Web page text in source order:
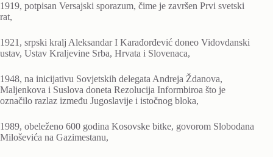
1919, potpisan Versajski sporazum, čime je završen Prvi svetski
rat,
1921, srpski kralj Aleksandar I Karađorđević doneo Vidovdanski
ustav, Ustav Kraljevine Srba, Hrvata i Slovenaca,
1948, na inicijativu Sovjetskih delegata Andreja Ždanova,
Maljenkova i Suslova doneta Rezolucija Informbiroa što je
označilo razlaz između Jugoslavije i istočnog bloka,
1989, obeleženo 600 godina Kosovske bitke, govorom Slobodana
Miloševića na Gazimestanu,